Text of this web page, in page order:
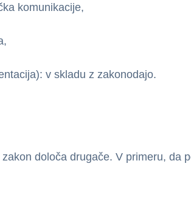
komunikacije,
v skladu z zakonodajo.
določa drugače. V primeru, da